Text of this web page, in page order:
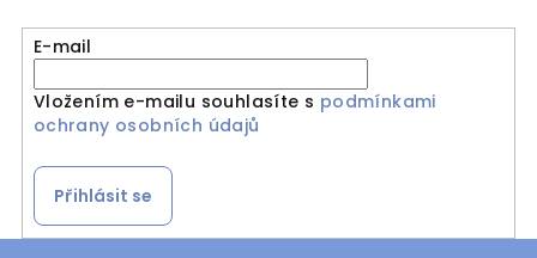
E-mail
Vložením e-mailu souhlasíte s podmínkami
ochrany osobních údajů
Přihlásit se